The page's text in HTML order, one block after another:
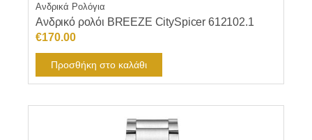
Ανδρικά Ρολόγια
Ανδρικό ρολόι BREEZE CitySpicer 612102.1
€170.00
Προσθήκη στο καλάθι